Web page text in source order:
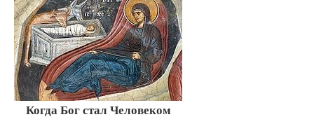
Когда Бог стал Человеком